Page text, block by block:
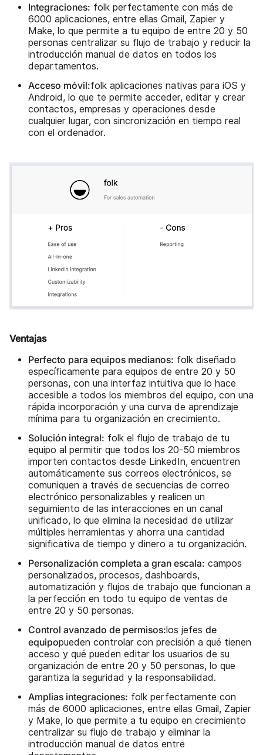
Integraciones: folk perfectamente con más de
6000 aplicaciones, entre ellas Gmail, Zapier y
Make, lo que permite a tu equipo de entre 20 y 50
personas centralizar su flujo de trabajo y reducir la
introducción manual de datos en todos los
departamentos.
Acceso móvil:folk aplicaciones nativas para iOS y
Android, lo que te permite acceder, editar y crear
contactos, empresas y operaciones desde
cualquier lugar, con sincronización en tiempo real
con el ordenador.
Ventajas
Perfecto para equipos medianos: folk diseñado
específicamente para equipos de entre 20 y 50
personas, con una interfaz intuitiva que lo hace
accesible a todos los miembros del equipo, con una
rápida incorporación y una curva de aprendizaje
mínima para tu organización en crecimiento.
Solución integral: folk el flujo de trabajo de tu
equipo al permitir que todos los 20-50 miembros
importen contactos desde LinkedIn, encuentren
automáticamente sus correos electrónicos, se
comuniquen a través de secuencias de correo
electrónico personalizables y realicen un
seguimiento de las interacciones en un canal
unificado, lo que elimina la necesidad de utilizar
múltiples herramientas y ahorra una cantidad
significativa de tiempo y dinero a tu organización.
Personalización completa a gran escala: campos
personalizados, procesos, dashboards,
automatización y flujos de trabajo que funcionan a
la perfección en todo tu equipo de ventas de
entre 20 y 50 personas.
Control avanzado de permisos:los jefes de
equipopueden controlar con precisión a qué tienen
acceso y qué pueden editar los usuarios de su
organización de entre 20 y 50 personas, lo que
garantiza la seguridad y la responsabilidad.
Amplias integraciones: folk perfectamente con
más de 6000 aplicaciones, entre ellas Gmail, Zapier
y Make, lo que permite a tu equipo en crecimiento
centralizar su flujo de trabajo y eliminar la
introducción manual de datos entre